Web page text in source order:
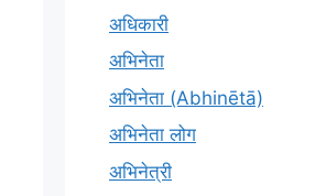
अधिकारी
अभिनेता
अभिनेता (Abhinētā)
अभिनेता लोग
अभिनेत्री